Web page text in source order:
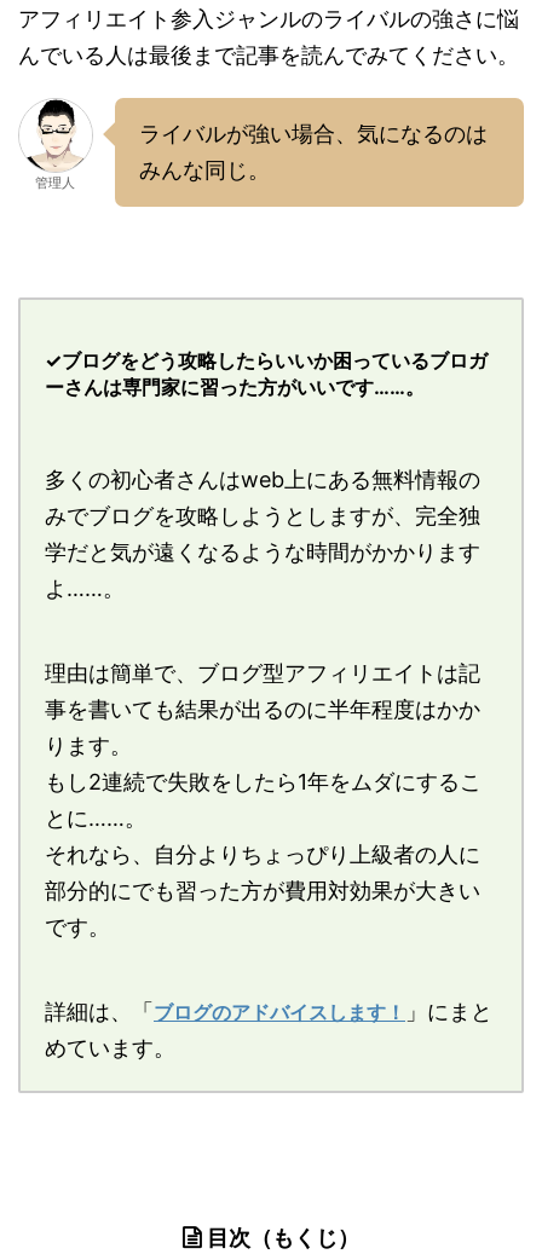
アフィリエイト参入ジャンルのライバルの強さに悩
んでいる人は最後まで記事を読んでみてください。
管理人
ライバルが強い場合、気になるのは
みんな同じ。
✓ブログをどう攻略したらいいか困っているブロガ
ーさんは専門家に習った方がいいです……。
多くの初心者さんはweb上にある無料情報の
みでブログを攻略しようとしますが、完全独
学だと気が遠くなるような時間がかかります
よ……。
理由は簡単で、ブログ型アフィリエイトは記
事を書いても結果が出るのに半年程度はかか
ります。
もし2連続で失敗をしたら1年をムダにするこ
とに……。
それなら、自分よりちょっぴり上級者の人に
部分的にでも習った方が費用対効果が大きい
です。
詳細は、「 ブログのアドバイスします！ 」にまと
めています。
目次（もくじ）